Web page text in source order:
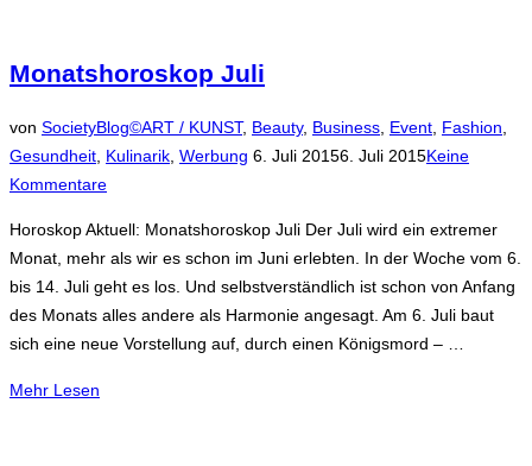
Monatshoroskop Juli
von SocietyBlog©ART / KUNST, Beauty, Business, Event, Fashion,
Gesundheit, Kulinarik, Werbung Veröffentlicht
6. Juli 20156. Juli 2015Keine
Kommentare
Horoskop Aktuell: Monatshoroskop Juli Der Juli wird ein extremer
Monat, mehr als wir es schon im Juni erlebten. In der Woche vom 6.
bis 14. Juli geht es los. Und selbstverständlich ist schon von Anfang
des Monats alles andere als Harmonie angesagt. Am 6. Juli baut
sich eine neue Vorstellung auf, durch einen Königsmord – …
Mehr über
Lesen